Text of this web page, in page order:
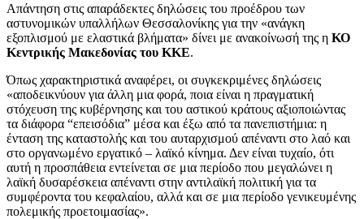
Απάντηση στις απαράδεκτες δηλώσεις του προέδρου των
αστυνομικών υπαλλήλων Θεσσαλονίκης για την «ανάγκη
εξοπλισμού με ελαστικά βλήματα» δίνει με ανακοίνωσή της η ΚΟ
Κεντρικής Μακεδονίας του ΚΚΕ.
Όπως χαρακτηριστικά αναφέρει, οι συγκεκριμένες δηλώσεις
«αποδεικνύουν για άλλη μια φορά, ποια είναι η πραγματική
στόχευση της κυβέρνησης και του αστικού κράτους αξιοποιώντας
τα διάφορα “επεισόδια” μέσα και έξω από τα πανεπιστήμια: η
ένταση της καταστολής και του αυταρχισμού απέναντι στο λαό και
στο οργανωμένο εργατικό – λαϊκό κίνημα. Δεν είναι τυχαίο, ότι
αυτή η προσπάθεια εντείνεται σε μια περίοδο που μεγαλώνει η
λαϊκή δυσαρέσκεια απέναντι στην αντιλαϊκή πολιτική για τα
συμφέροντα του κεφαλαίου, αλλά και σε μια περίοδο γενικευμένης
πολεμικής προετοιμασίας».